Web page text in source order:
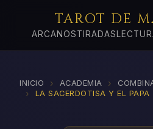
TAROT DE
ARCANOSTIRADAS
INICIO › ACADEMIA ›
› LA SACERDOTISA Y EL PAPA